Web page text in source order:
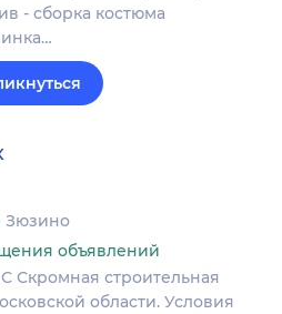
- сборка костюма
Зюзино
объявлений
Скромная строительная
области. Условия